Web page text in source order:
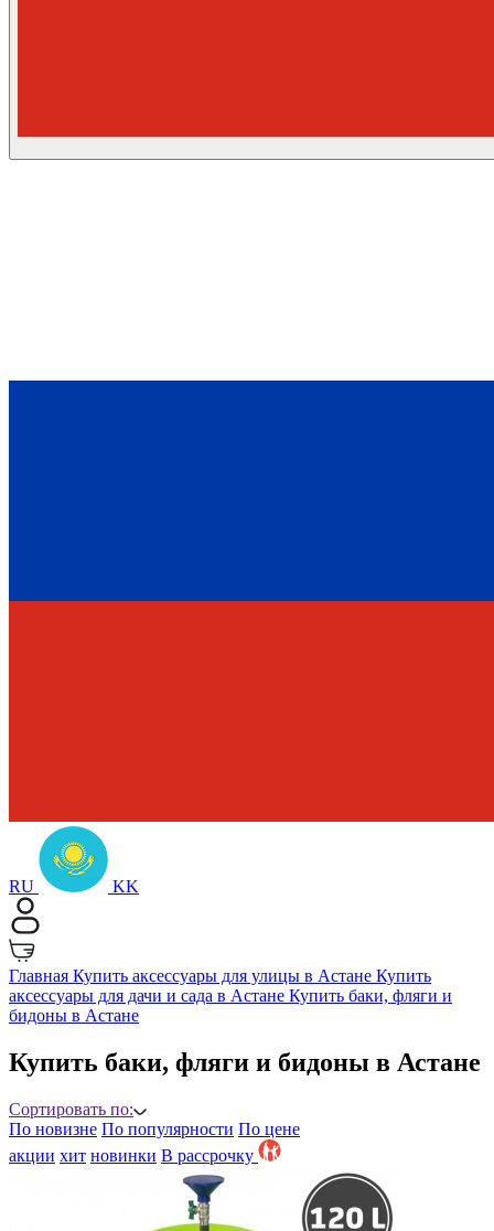
RU KK
Главная Купить аксессуары для улицы в Астане Купить
аксессуары для дачи и сада в Астане Купить баки, фляги и
бидоны в Астане
Купить баки, фляги и бидоны в Астане
Сортировать по:
По новизне По популярности По цене
акции хит новинки B рассрочку